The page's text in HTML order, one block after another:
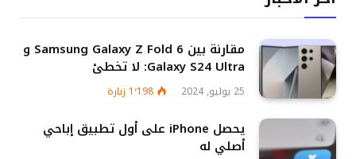
مقارنة بين Samsung Galaxy Z Fold 6 و
Galaxy S24 Ultra: لا تخطئ
25 يوليو, 2024 1٬198 زيارة
يحصل iPhone على أول تطبيق إباحي
أصلي له